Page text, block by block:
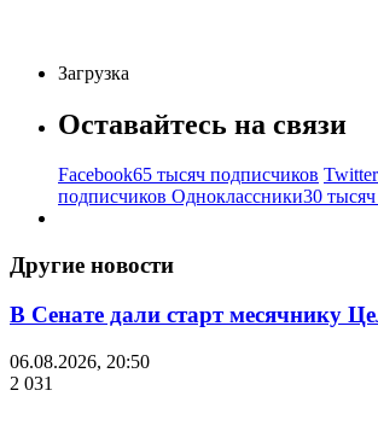
Загрузка
Оставайтесь на связи
Facebook65 тысяч подписчиков Twitter
подписчиков Одноклассники30
Другие новости
В Сенате дали старт месячнику
06.08.2026, 20:50
2 031